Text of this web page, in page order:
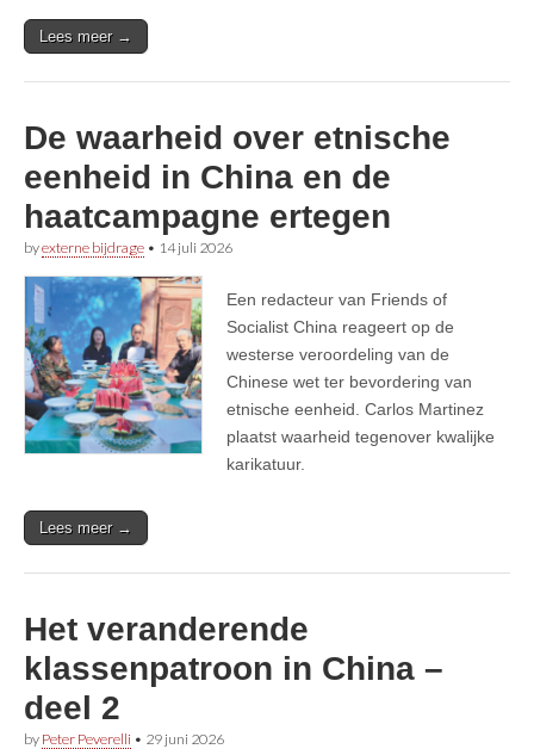
Lees meer →
De waarheid over etnische
eenheid in China en de
haatcampagne ertegen
byexterne bijdrage • 14 juli 2026
Een redacteur van Friends of
Socialist China reageert op de
westerse veroordeling van de
Chinese wet ter bevordering van
etnische eenheid. Carlos Martinez
plaatst waarheid tegenover kwalijke
karikatuur.
Lees meer →
Het veranderende
klassenpatroon in China –
deel 2
by Peter Peverelli • 29 juni 2026